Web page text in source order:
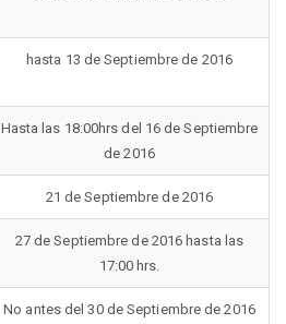
hasta 13 de Septiembre de 2016
Hasta las 18:00hrs del 16 de Septiembre
de 2016
21 de Septiembre de 2016
27 de Septiembre de 2016 hasta las
17:00 hrs.
No antes del 30 de Septiembre de 2016